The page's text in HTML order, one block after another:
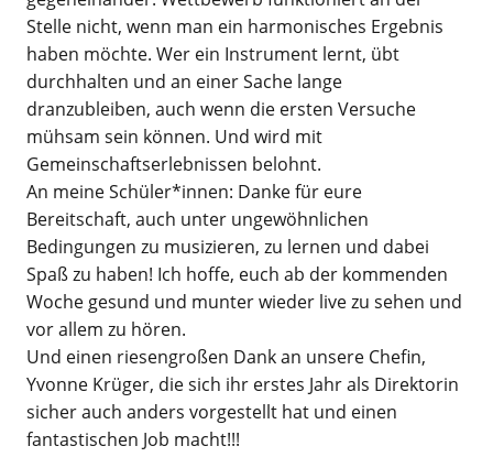
Stelle nicht, wenn man ein harmonisches Ergebnis
haben möchte. Wer ein Instrument lernt, übt
durchhalten und an einer Sache lange
dranzubleiben, auch wenn die ersten Versuche
mühsam sein können. Und wird mit
Gemeinschaftserlebnissen belohnt.
An meine Schüler*innen: Danke für eure
Bereitschaft, auch unter ungewöhnlichen
Bedingungen zu musizieren, zu lernen und dabei
Spaß zu haben! Ich hoffe, euch ab der kommenden
Woche gesund und munter wieder live zu sehen und
vor allem zu hören.
Und einen riesengroßen Dank an unsere Chefin,
Yvonne Krüger, die sich ihr erstes Jahr als Direktorin
sicher auch anders vorgestellt hat und einen
fantastischen Job macht!!!